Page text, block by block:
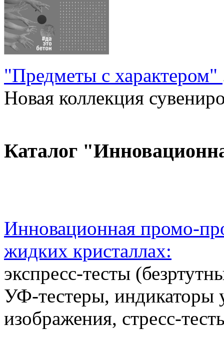
"Предметы с характером"
Новая коллекция
Каталог
Инновационная промо-
жидких кристаллах:
экспресс-тесты
УФ-тестеры, индикаторы
изображения, стресс-